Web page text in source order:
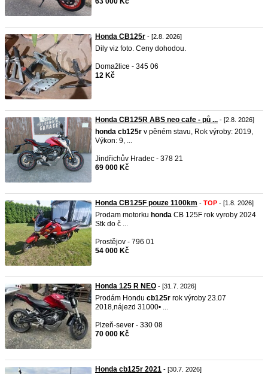
Honda CB125r - [2.8. 2026]
Dily viz foto. Ceny dohodou.
Domažlice - 345 06
12 Kč
Honda CB125R ABS neo cafe - pů ... - [2.8. 2026]
honda cb125r v pěném stavu, Rok výroby: 2019,
Výkon: 9, ...
Jindřichův Hradec - 378 21
69 000 Kč
Honda CB125F pouze 1100km - TOP - [1.8. 2026]
Prodam motorku honda CB 125F rok vyroby 2024
Stk do č ...
Prostějov - 796 01
54 000 Kč
Honda 125 R NEO - [31.7. 2026]
Prodám Hondu cb125r rok výroby 23.07
2018,nájezd 31000• ...
Plzeň-sever - 330 08
70 000 Kč
Honda cb125r 2021 - [30.7. 2026]